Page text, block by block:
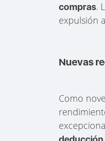
compras.
expulsión
Nuevas
Como